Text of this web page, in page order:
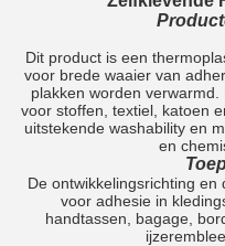
Dit product is een
voor brede waaier van
plakken worden
voor stoffen, textiel, katoen
uitstekende washability en
en
De ontwikkelingsrichting en
voor adhesie in
handtassen, bagage,